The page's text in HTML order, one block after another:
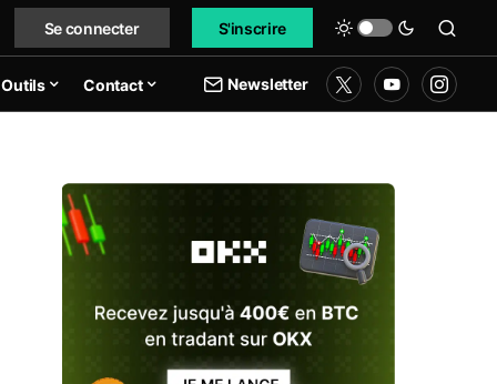
Se connecter S'inscrire
Outils Contact Newsletter